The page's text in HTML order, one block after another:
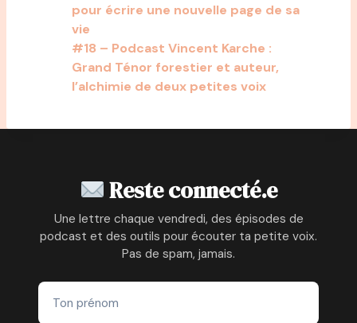
pour écrire une nouvelle page de sa
vie
#18 – Podcast Vincent Karche :
Grand Ténor forestier et auteur,
l’alchimie de deux petites voix
Reste connecté.e
Une lettre chaque vendredi, des épisodes de
podcast et des outils pour écouter ta petite voix.
Pas de spam, jamais.